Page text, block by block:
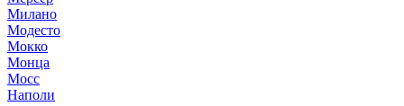
Милано
Модесто
Мокко
Монца
Мосс
Наполи